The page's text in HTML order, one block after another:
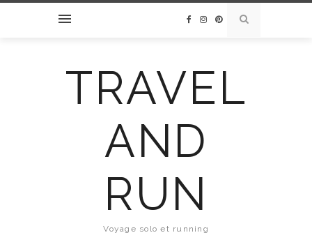
TRAVEL
AND
RUN
Voyage solo et running